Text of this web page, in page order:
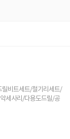
비트세트/철기리세트/
세사리/다용도드릴/공